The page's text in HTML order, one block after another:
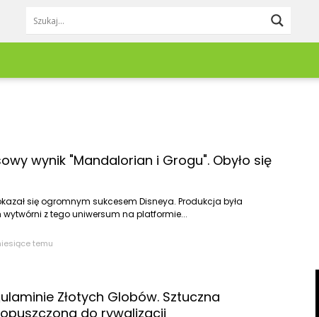
Wołów
Zagłębie
Ząbkowice
Lifestyle
Podróże
Zdrowie
Kobieta
DIY
Redakcja
wynik "Mandalorian i Grogu". Obyło się
się ogromnym sukcesem Disneya. Produkcja była
z tego uniwersum na platformie...
temu
Złotych Globów. Sztuczna
do rywalizacji